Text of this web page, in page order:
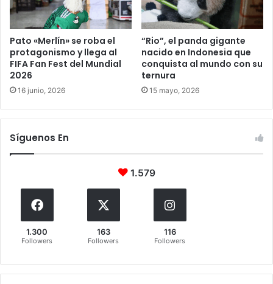
Pato «Merlín» se roba el
protagonismo y llega al
FIFA Fan Fest del Mundial
2026
16 junio, 2026
“Rio”, el panda gigante
nacido en Indonesia que
conquista al mundo con su
ternura
15 mayo, 2026
Síguenos En
1.579
1.300
Followers
163
Followers
116
Followers